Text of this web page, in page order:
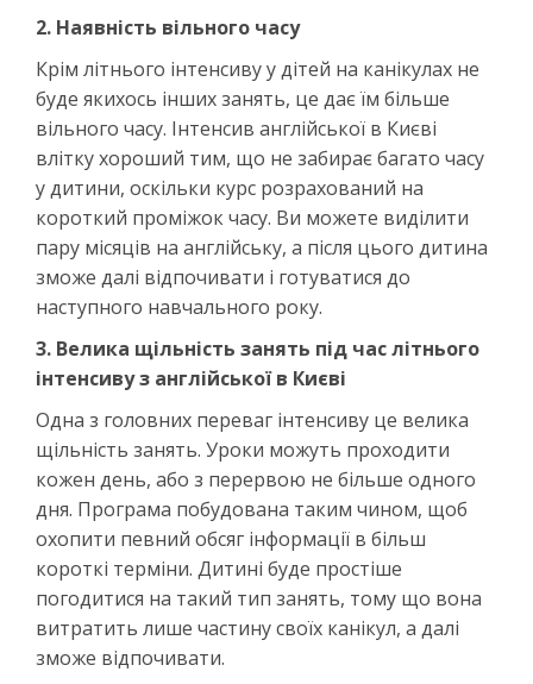
2. Наявність вільного часу
Крім літнього інтенсиву у дітей на канікулах не
буде якихось інших занять, це дає їм більше
вільного часу. Інтенсив англійської в Києві
влітку хороший тим, що не забирає багато часу
у дитини, оскільки курс розрахований на
короткий проміжок часу. Ви можете виділити
пару місяців на англійську, а після цього дитина
зможе далі відпочивати і готуватися до
наступного навчального року.
3. Велика щільність занять під час літнього
інтенсиву з англійської в Києві
Одна з головних переваг інтенсиву це велика
щільність занять. Уроки можуть проходити
кожен день, або з перервою не більше одного
дня. Програма побудована таким чином, щоб
охопити певний обсяг інформації в більш
короткі терміни. Дитині буде простіше
погодитися на такий тип занять, тому що вона
витратить лише частину своїх канікул, а далі
зможе відпочивати.